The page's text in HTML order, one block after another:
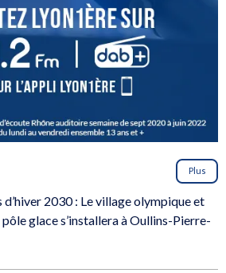
Plus
d’hiver 2030 : Le village olympique et
glace s’installera à Oullins-Pierre-